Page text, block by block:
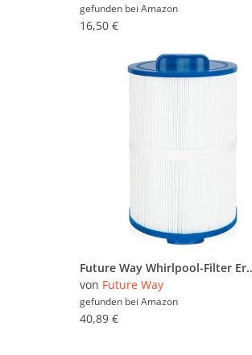
gefunden bei Amazon
16,50 €
Future Way Whirlpool-Filter Ersatz für Master Spa
von Future Way
gefunden bei Amazon
40,89 €